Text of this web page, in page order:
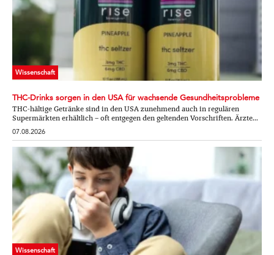
Wissenschaft
THC-Drinks sorgen in den USA für wachsende Gesundheitsprobleme
THC-hältige Getränke sind in den USA zunehmend auch in regulären
Supermärkten erhältlich – oft entgegen den geltenden Vorschriften. Ärzte...
07.08.2026
Wissenschaft